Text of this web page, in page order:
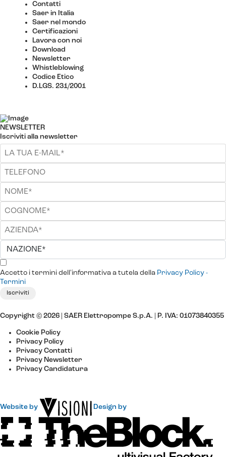
Contatti
Saer in Italia
Saer nel mondo
Certificazioni
Lavora con noi
Download
Newsletter
Whistleblowing
Codice Etico
D.LGS. 231/2001
NEWSLETTER
Iscriviti alla newsletter
Accetto i termini dell'informativa a tutela della Privacy Policy -
Termini
Iscriviti
Copyright © 2026 | SAER Elettropompe S.p.A. | P. IVA: 01073840355
Cookie Policy
Privacy Policy
Privacy Contatti
Privacy Newsletter
Privacy Candidatura
Website by Design by